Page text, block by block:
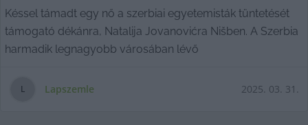
Késsel támadt egy nő a szerbiai egyetemisták tüntetését
támogató dékánra, Natalija Jovanovićra Nišben. A Szerbia
harmadik legnagyobb városában lévő
L Lapszemle 2025. 03. 31.